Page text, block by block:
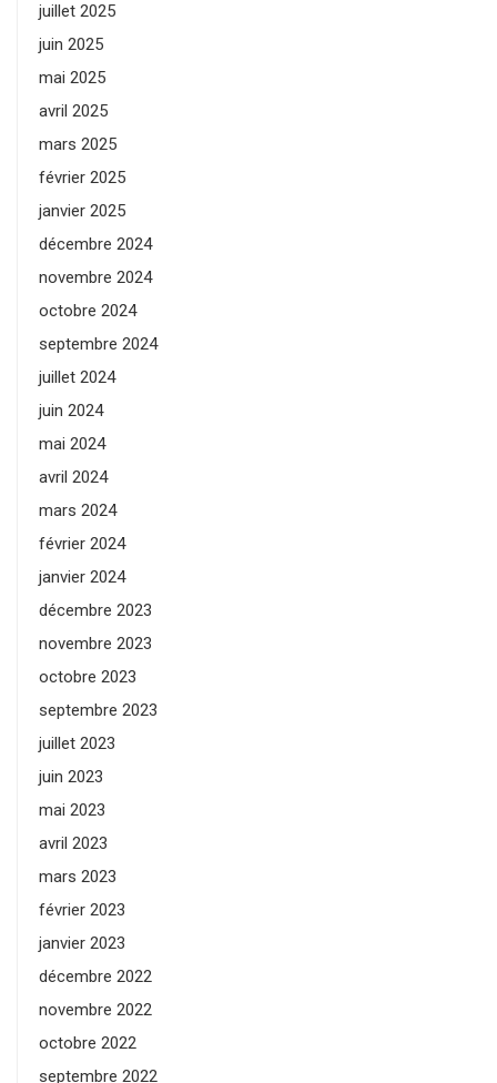
juillet 2025
juin 2025
mai 2025
avril 2025
mars 2025
février 2025
janvier 2025
décembre 2024
novembre 2024
octobre 2024
septembre 2024
juillet 2024
juin 2024
mai 2024
avril 2024
mars 2024
février 2024
janvier 2024
décembre 2023
novembre 2023
octobre 2023
septembre 2023
juillet 2023
juin 2023
mai 2023
avril 2023
mars 2023
février 2023
janvier 2023
décembre 2022
novembre 2022
octobre 2022
septembre 2022